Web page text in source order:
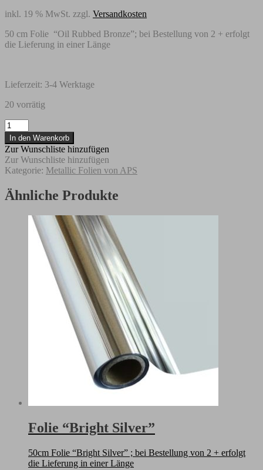
inkl. 19 % MwSt. zzgl. Versandkosten
50 cm Folie “Oil Rubbed Bronze”; bei Bestellung von 2 + erfolgt
die Lieferung in einer Länge
Lieferzeit: 3-4 Werktage
20 vorrätig
V-
Mask
Folie
"Oil
Rubbed
Bronze"
Menge
In den Warenkorb
Zur Wunschliste hinzufügen
Zur Wunschliste hinzufügen
Kategorie: Metallic Folien von APS
Ähnliche Produkte
Folie “Bright Silver”
50cm Folie “Bright Silver” ; bei Bestellung von 2 + erfolgt
die Lieferung in einer Länge